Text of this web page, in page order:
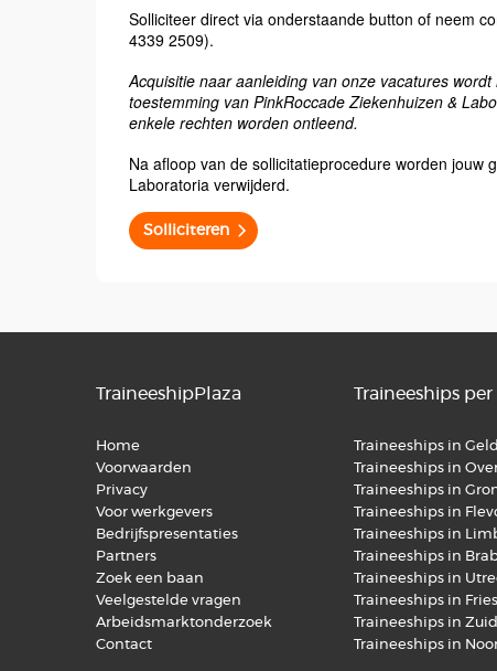
Solliciteer direct via onderstaande button of neem
4339 2509).
Acquisitie naar aanleiding van onze vacatures
toestemming van PinkRoccade Ziekenhuizen &
enkele rechten worden ontleend.
Na afloop van de sollicitatieprocedure worden jouw
Laboratoria verwijderd.
Solliciteren
TraineeshipPlaza
Home
Voorwaarden
Privacy
Voor werkgevers
Bedrijfspresentaties
Partners
Zoek een baan
Veelgestelde vragen
Arbeidsmarktonderzoek
Contact
Traineeships per
Traineeships in
Traineeships in
Traineeships in
Traineeships in
Traineeships in
Traineeships in
Traineeships in
Traineeships in
Traineeships in
Traineeships in